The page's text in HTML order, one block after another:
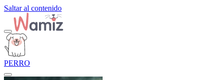
Saltar al contenido
PERRO